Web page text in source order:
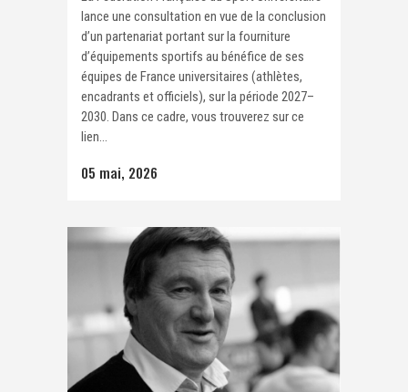
lance une consultation en vue de la conclusion
d’un partenariat portant sur la fourniture
d’équipements sportifs au bénéfice de ses
équipes de France universitaires (athlètes,
encadrants et officiels), sur la période 2027–
2030. Dans ce cadre, vous trouverez sur ce
lien...
05 mai, 2026